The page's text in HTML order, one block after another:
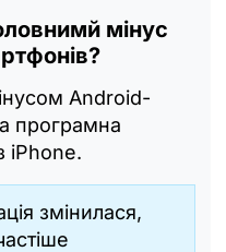
мінус
Android-
програмна
iPhone.
змінилася,